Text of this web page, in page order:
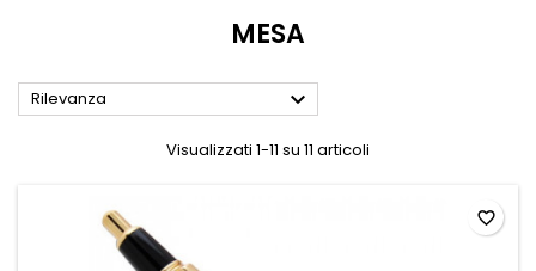
MESA
Rilevanza 
Visualizzati 1-11 su 11 articoli
favorite_border